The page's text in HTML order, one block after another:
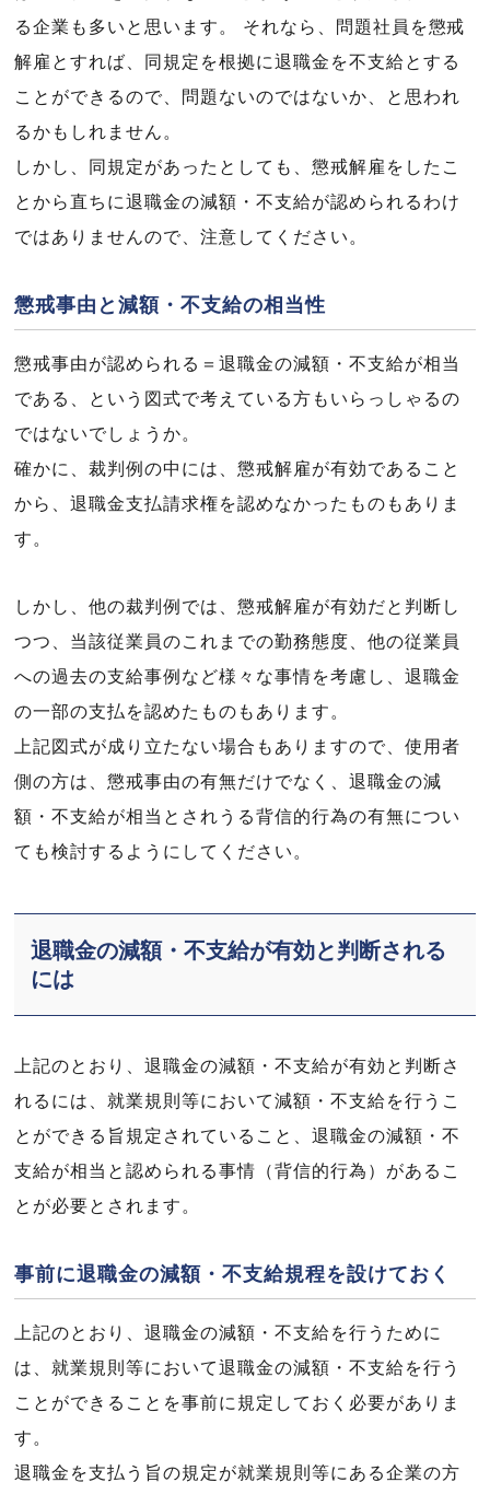
る企業も多いと思います。 それなら、問題社員を懲戒
解雇とすれば、同規定を根拠に退職金を不支給とする
ことができるので、問題ないのではないか、と思われ
るかもしれません。
しかし、同規定があったとしても、懲戒解雇をしたこ
とから直ちに退職金の減額・不支給が認められるわけ
ではありませんので、注意してください。
懲戒事由と減額・不支給の相当性
懲戒事由が認められる＝退職金の減額・不支給が相当
である、という図式で考えている方もいらっしゃるの
ではないでしょうか。
確かに、裁判例の中には、懲戒解雇が有効であること
から、退職金支払請求権を認めなかったものもありま
す。
しかし、他の裁判例では、懲戒解雇が有効だと判断し
つつ、当該従業員のこれまでの勤務態度、他の従業員
への過去の支給事例など様々な事情を考慮し、退職金
の一部の支払を認めたものもあります。
上記図式が成り立たない場合もありますので、使用者
側の方は、懲戒事由の有無だけでなく、退職金の減
額・不支給が相当とされうる背信的行為の有無につい
ても検討するようにしてください。
退職金の減額・不支給が有効と判断される
には
上記のとおり、退職金の減額・不支給が有効と判断さ
れるには、就業規則等において減額・不支給を行うこ
とができる旨規定されていること、退職金の減額・不
支給が相当と認められる事情（背信的行為）があるこ
とが必要とされます。
事前に退職金の減額・不支給規程を設けておく
上記のとおり、退職金の減額・不支給を行うために
は、就業規則等において退職金の減額・不支給を行う
ことができることを事前に規定しておく必要がありま
す。
退職金を支払う旨の規定が就業規則等にある企業の方